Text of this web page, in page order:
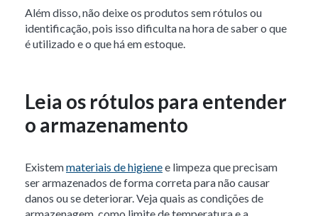
Além disso, não deixe os produtos sem rótulos ou
identificação, pois isso dificulta na hora de saber o que
é utilizado e o que há em estoque.
Leia os rótulos para entender
o armazenamento
Existemmateriais de higienee limpeza que precisam
ser armazenados de forma correta para não causar
danos ou se deteriorar. Veja quais as condições de
armazenagem, como limite de temperatura e a